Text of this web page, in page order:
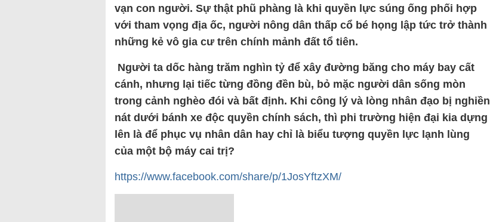
vạn con người. Sự thật phũ phàng là khi quyền lực súng ống phối hợp
với tham vọng địa ốc, người nông dân thấp cổ bé họng lập tức trở thành
những kẻ vô gia cư trên chính mảnh đất tổ tiên.
Người ta dốc hàng trăm nghìn tỷ để xây đường băng cho máy bay cất
cánh, nhưng lại tiếc từng đồng đền bù, bỏ mặc người dân sống mòn
trong cảnh nghèo đói và bất định. Khi công lý và lòng nhân đạo bị nghiền
nát dưới bánh xe độc quyền chính sách, thì phi trường hiện đại kia dựng
lên là để phục vụ nhân dân hay chỉ là biểu tượng quyền lực lạnh lùng
của một bộ máy cai trị?
https://www.facebook.com/share/p/1JosYftzXM/